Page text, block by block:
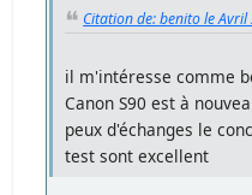
Citation de: benito le
il m'intéresse comme
Canon S90 est à
peux d'échanges le
test sont excellent